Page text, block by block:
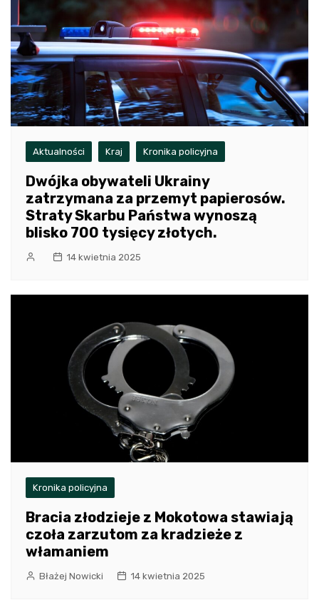
Aktualności Kraj Kronika policyjna
Dwójka obywateli Ukrainy
zatrzymana za przemyt papierosów.
Straty Skarbu Państwa wynoszą
blisko 700 tysięcy złotych.
14 kwietnia 2025
Kronika policyjna
Bracia złodzieje z Mokotowa stawiają
czoła zarzutom za kradzieże z
włamaniem
Błażej Nowicki 14 kwietnia 2025